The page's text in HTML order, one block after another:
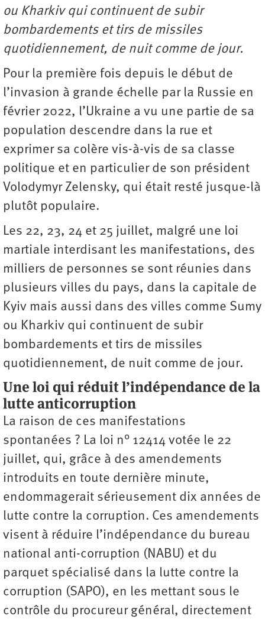
ou Kharkiv qui continuent de subir
bombardements et tirs de missiles
quotidiennement, de nuit comme de jour.
Pour la première fois depuis le début de
l’invasion à grande échelle par la Russie en
février 2022, l’Ukraine a vu une partie de sa
population descendre dans la rue et
exprimer sa colère vis-à-vis de sa classe
politique et en particulier de son président
Volodymyr Zelensky, qui était resté jusque-là
plutôt populaire.
Les 22, 23, 24 et 25 juillet, malgré une loi
martiale interdisant les manifestations, des
milliers de personnes se sont réunies dans
plusieurs villes du pays, dans la capitale de
Kyiv mais aussi dans des villes comme Sumy
ou Kharkiv qui continuent de subir
bombardements et tirs de missiles
quotidiennement, de nuit comme de jour.
Une loi qui réduit l’indépendance de la
lutte anticorruption
La raison de ces manifestations
spontanées ? La loi n° 12414 votée le 22
juillet, qui, grâce à des amendements
introduits en toute dernière minute,
endommagerait sérieusement dix années de
lutte contre la corruption. Ces amendements
visent à réduire l’indépendance du bureau
national anti-corruption (NABU) et du
parquet spécialisé dans la lutte contre la
corruption (SAPO), en les mettant sous le
contrôle du procureur général, directement